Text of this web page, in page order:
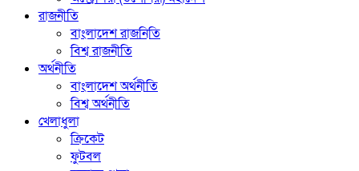
রাজনীতি
বাংলাদেশ রাজনিতি
বিশ্ব রাজনীতি
অর্থনীতি
বাংলাদেশ অর্থনীতি
বিশ্ব অর্থনীতি
খেলাধুলা
ক্রিকেট
ফুটবল